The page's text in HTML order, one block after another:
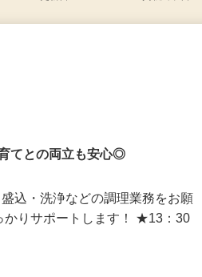
育てとの両立も安心◎
込・洗浄などの調理業務をお願
かりサポートします！ ★13：30